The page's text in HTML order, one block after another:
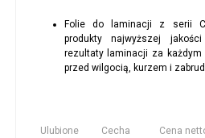
Folie do laminacji z serii
produkty najwyższej
rezultaty laminacji za każdym
przed wilgocią, kurzem i
Ulubione Cecha Cena